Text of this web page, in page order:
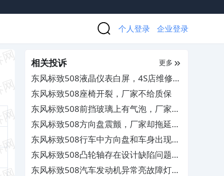
个人登录 企业登录
相关投诉 更多
东风标致508液晶仪表白屏，4S店维修更
换配件不实
东风标致508座椅开裂，厂家不给质保
东风标致508前挡玻璃上有气泡，厂家不
予索赔
东风标致508方向盘震颤，厂家却拖延迟
迟不予解决
东风标致508行车中方向盘和车身出现严
重抖动的情况，厂家售后多次维修无果
东风标致508凸轮轴存在设计缺陷问题，
导致发动机损伤
东风标致508汽车发动机异常亮故障灯并